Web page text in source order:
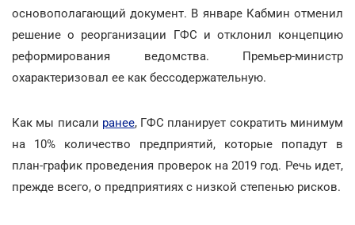
основополагающий документ. В январе Кабмин отменил
решение о реорганизации ГФС и отклонил концепцию
реформирования ведомства. Премьер-министр
охарактеризовал ее как бессодержательную.
Как мы писали ранее, ГФС планирует сократить минимум
на 10% количество предприятий, которые попадут в
план-график проведения проверок на 2019 год. Речь идет,
прежде всего, о предприятиях с низкой степенью рисков.